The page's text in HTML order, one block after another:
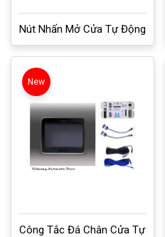
Nút Nhấn Mở Cửa Tự Động
New
Công Tắc Đá Chân Cửa Tự